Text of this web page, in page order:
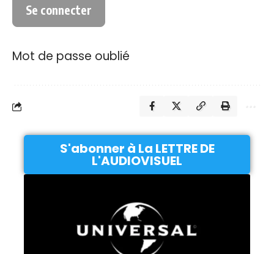
Mot de passe oublié
S'abonner à La LETTRE DE
L'AUDIOVISUEL